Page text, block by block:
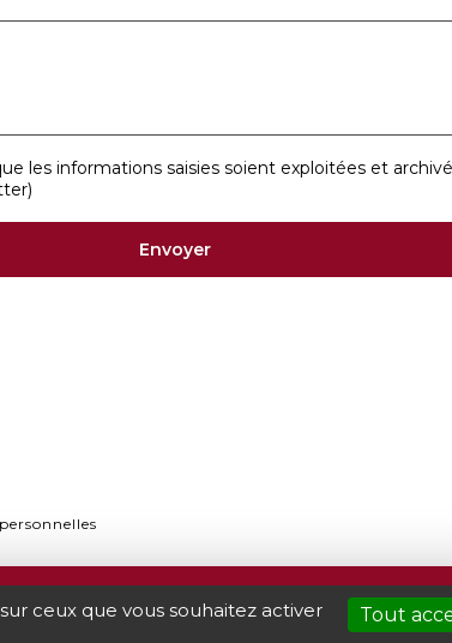
les informations saisies soient exploitées et
BILLETTERIE INFOS
ceux que vous souhaitez activer Tout